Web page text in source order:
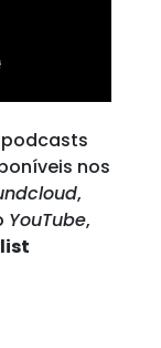
nos
,
YouTube,